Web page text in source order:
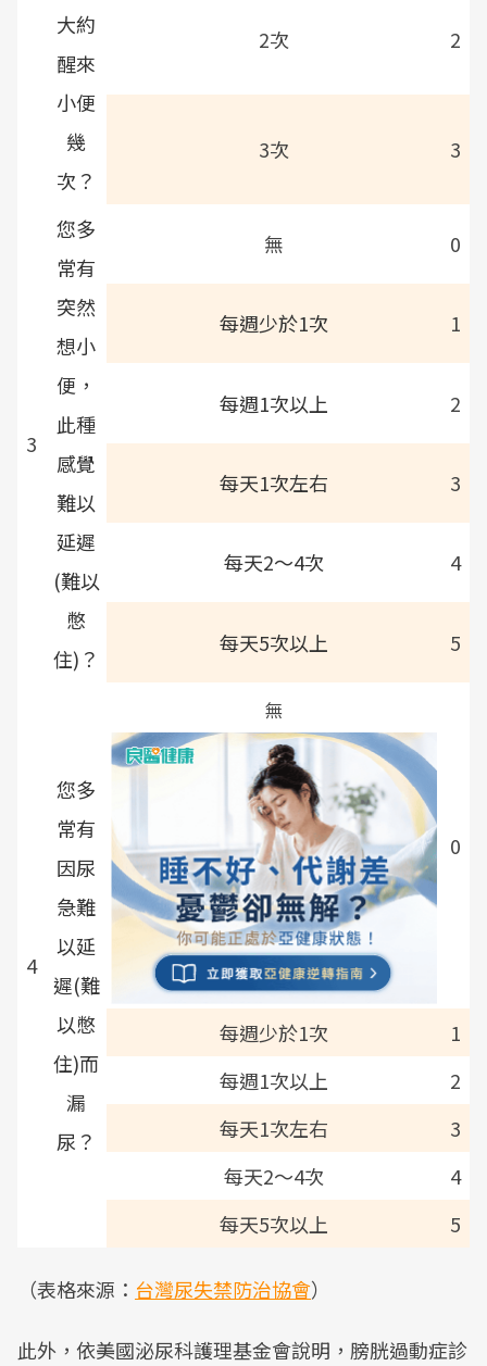
大約
醒來
小便
幾
次？
2次 2
3次 3
3
您多
常有
突然
想小
便，
此種
感覺
難以
延遲
(難以
憋
住)？
無 0
每週少於1次 1
每週1次以上 2
每天1次左右 3
每天2～4次 4
每天5次以上 5
4
您多
常有
因尿
急難
以延
遲(難
以憋
住)而
漏
尿？
無
0
每週少於1次
1
每週1次以上
2
每天1次左右
3
每天2～4次
4
每天5次以上
5
（表格來源： 台灣尿失禁防治協會）
此外，依美國泌尿科護理基金會說明，膀胱過動症診